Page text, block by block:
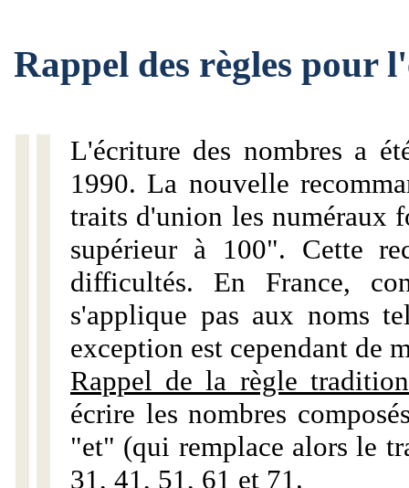
Rappel des règles pour
L'écriture des nombres a
1990. La nouvelle
traits d'union les numéraux
supérieur à 100". Cette
difficultés. En France,
s'applique pas aux noms
exception est cependant de
Rappel de la règle
écrire les nombres
"et" (qui remplace alors le
31, 41, 51, 61 et 71.